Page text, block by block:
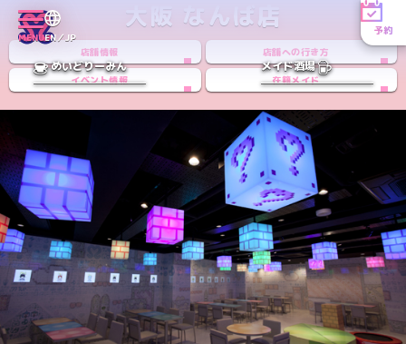
MENUEN／JP
予約
めいどりーみん メイド酒場
大阪 なんば店
店舗情報 店舗への行き方
イベント情報 在籍メイド